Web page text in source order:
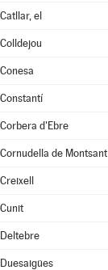
Catllar, el
Colldejou
Conesa
Constantí
Corbera d'Ebre
Cornudella de Montsant
Creixell
Cunit
Deltebre
Duesaigües